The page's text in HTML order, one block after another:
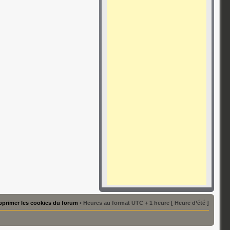
les cookies du forum • Heures au format UTC + 1 heure [ Heure d’été ]